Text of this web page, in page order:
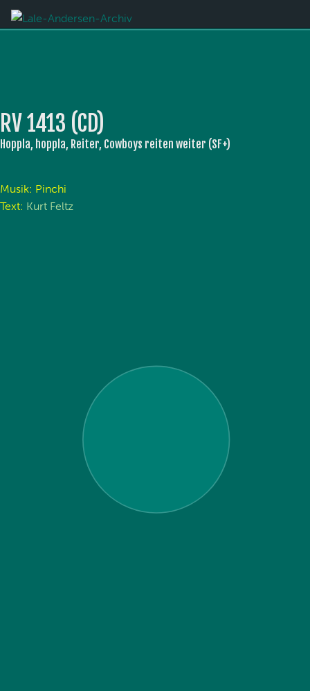
RV 1413 (CD)
Hoppla, hoppla, Reiter, Cowboys reiten weiter (SF+)
Musik: Pinchi
Text: Kurt Feltz